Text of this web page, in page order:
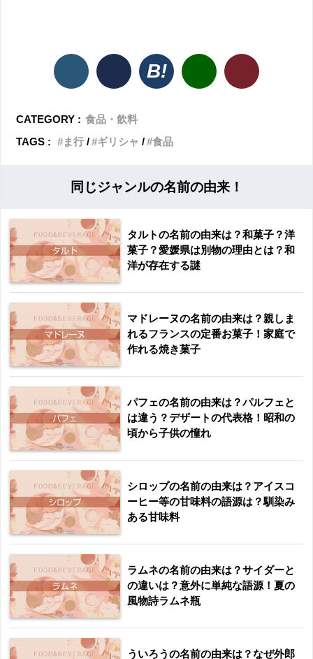
CATEGORY : 食品・飲料
TAGS :
ま行 ギリシャ 食品
同じジャンルの名前の由来！
タルトの名前の由来は？和菓子？洋
菓子？愛媛県は別物の理由とは？和
洋が存在する謎
マドレーヌの名前の由来は？親しま
れるフランスの定番お菓子！家庭で
作れる焼き菓子
パフェの名前の由来は？パルフェと
は違う？デザートの代表格！昭和の
頃から子供の憧れ
シロップの名前の由来は？アイスコ
ーヒー等の甘味料の語源は？馴染み
ある甘味料
ラムネの名前の由来は？サイダーと
の違いは？意外に単純な語源！夏の
風物詩ラムネ瓶
ういろうの名前の由来は？なぜ外郎